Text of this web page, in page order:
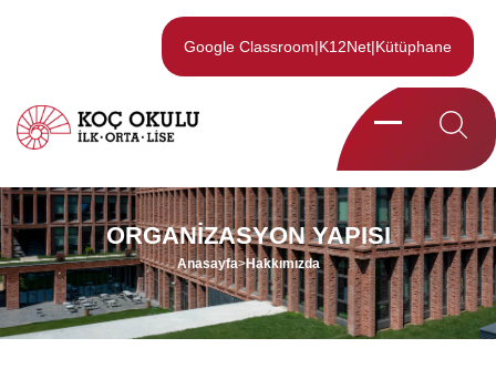
Google Classroom|K12Net|Kütüphane
ORGANIZASYON YAPISI
Anasayfa>Hakkımızda